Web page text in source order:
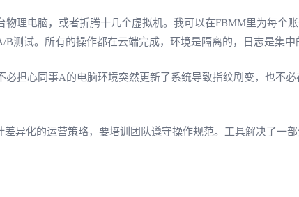
理电脑，或者折腾十几个虚拟机。我可以在FBMM里为每个
测试。所有的操作都在云端完成，环境是隔离的，日志是集中
必担心同事A的电脑环境突然更新了系统导致指纹剧变，也不
异化的运营策略，要培训团队遵守操作规范。工具解决了